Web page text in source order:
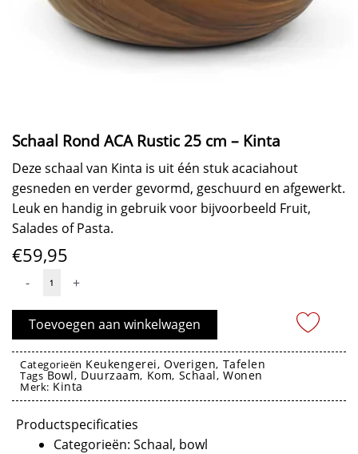
Schaal Rond ACA Rustic 25 cm – Kinta
Deze schaal van Kinta is uit één stuk acaciahout
gesneden en verder gevormd, geschuurd en afgewerkt.
Leuk en handig in gebruik voor bijvoorbeeld Fruit,
Salades of Pasta.
€59,95
-
ACA
Rustic
25
cm
-
Kinta
+
Toevoegen aan winkelwagen
Categorieën Keukengerei,Overigen, Tafelen
Tags Bowl, Duurzaam, Kom, Schaal,Wonen
Merk: Kinta
Productspecificaties
Categorieën: Schaal, bowl